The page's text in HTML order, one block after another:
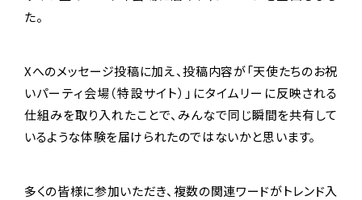
た。
Xへのメッセージ投稿に加え、投稿内容が「天使たちのお祝
いパーティ会場（特設サイト）」にタイムリーに反映される
仕組みを取り入れたことで、みんなで同じ瞬間を共有して
いるような体験を届けられたのではないかと思います。
多くの皆様に参加いただき、複数の関連ワードがトレンド入